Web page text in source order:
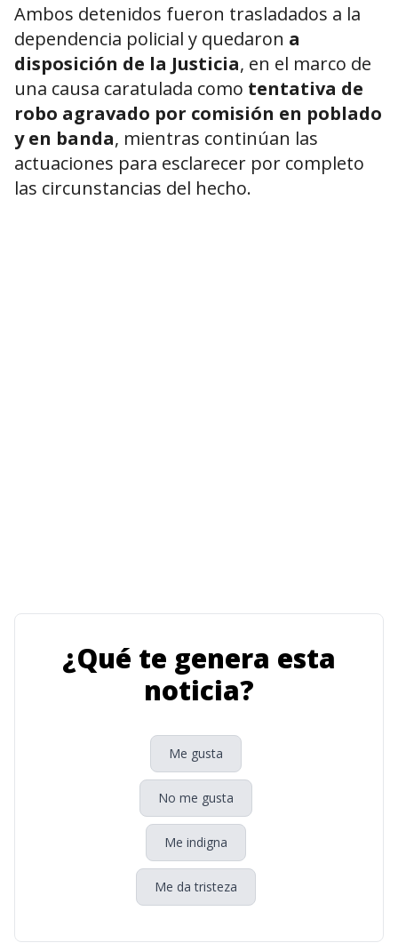
Ambos detenidos fueron trasladados a la
dependencia policial y quedaron a
disposición de la Justicia, en el marco de
una causa caratulada como tentativa de
robo agravado por comisión en poblado
y en banda, mientras continúan las
actuaciones para esclarecer por completo
las circunstancias del hecho.
¿Qué te genera esta
noticia?
Me gusta
No me gusta
Me indigna
Me da tristeza